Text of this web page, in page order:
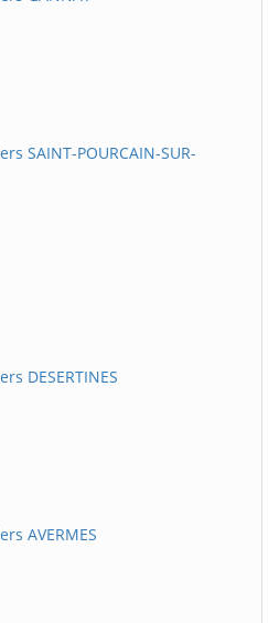
SAINT-POURCAIN-SUR-
DESERTINES
AVERMES